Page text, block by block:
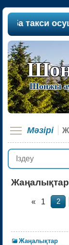
Шонжы
Мәзірi
Жаңалықтар
« 1 2
Жаңалықтар